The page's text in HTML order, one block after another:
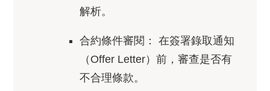
解析。
合約條件審閱：
在簽署錄取通知
（Offer Letter）前，審查是否有
不合理條款。